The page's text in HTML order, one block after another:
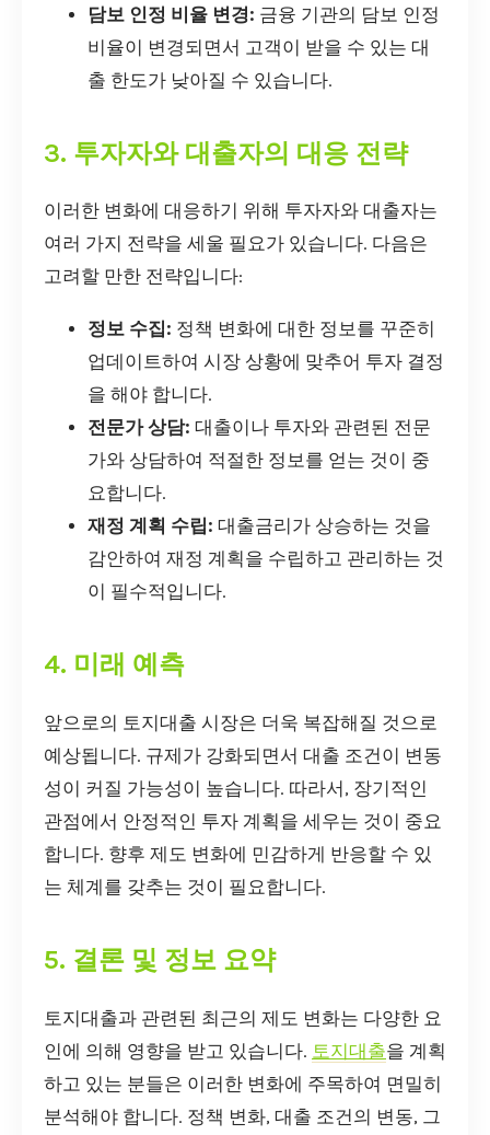
담보 인정 비율 변경: 금융 기관의 담보 인정
비율이 변경되면서 고객이 받을 수 있는 대
출 한도가 낮아질 수 있습니다.
3. 투자자와 대출자의 대응 전략
이러한 변화에 대응하기 위해 투자자와 대출자는
여러 가지 전략을 세울 필요가 있습니다. 다음은
고려할 만한 전략입니다:
정보 수집: 정책 변화에 대한 정보를 꾸준히
업데이트하여 시장 상황에 맞추어 투자 결정
을 해야 합니다.
전문가 상담: 대출이나 투자와 관련된 전문
가와 상담하여 적절한 정보를 얻는 것이 중
요합니다.
재정 계획 수립: 대출금리가 상승하는 것을
감안하여 재정 계획을 수립하고 관리하는 것
이 필수적입니다.
4. 미래 예측
앞으로의 토지대출 시장은 더욱 복잡해질 것으로
예상됩니다. 규제가 강화되면서 대출 조건이 변동
성이 커질 가능성이 높습니다. 따라서, 장기적인
관점에서 안정적인 투자 계획을 세우는 것이 중요
합니다. 향후 제도 변화에 민감하게 반응할 수 있
는 체계를 갖추는 것이 필요합니다.
5. 결론 및 정보 요약
토지대출과 관련된 최근의 제도 변화는 다양한 요
인에 의해 영향을 받고 있습니다. 토지대출을 계획
하고 있는 분들은 이러한 변화에 주목하여 면밀히
분석해야 합니다. 정책 변화, 대출 조건의 변동, 그